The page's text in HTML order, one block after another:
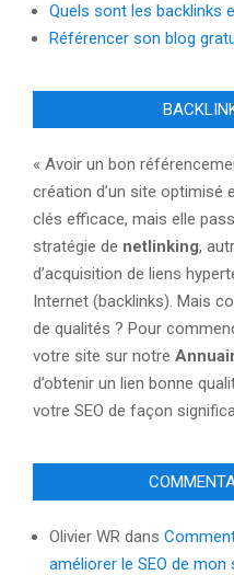
Quels sont les backlinks
Référencer son blog
« Avoir un bon
création d’un site optimisé
clés efficace, mais elle
stratégie de netlinking,
d’acquisition de liens
Internet (backlinks). Mais
de qualités ? Pour
votre site sur notre
d’obtenir un lien bonne
votre SEO de façon
Olivier WR dans
améliorer le SEO de mon